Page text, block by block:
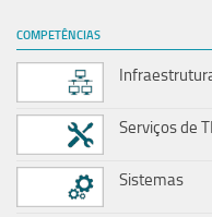
COMPETÊNCIAS
Serviços de TI
Sistemas